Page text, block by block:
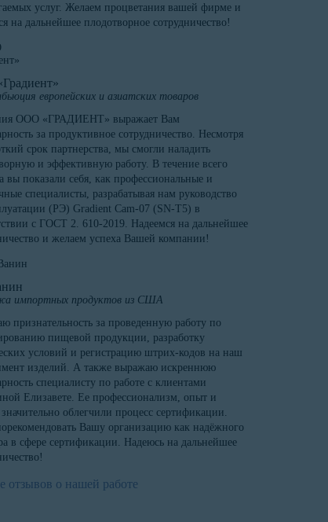
услуг. Желаем процветания вашей фирме и
на дальнейшее плодотворное сотрудничество!
европейских и азиатских товаров
ООО «ГРАДИЕНТ» выражает Вам
за продуктивное сотрудничество. Несмотря
срок партнерства, мы смогли наладить
и эффективную работу. В течение всего
вы показали себя, как профессиональные и
специалисты, разрабатывая нам руководство
(РЭ) Gradient Cam-07 (SN-T5) в
с ГОСТ 2. 610-2019. Надеемся на дальнейшее
и желаем успеха Вашей компании!
импортных продуктов из США
признательность за проведенную работу по
пищевой продукции, разработку
условий и регистрацию штрих-кодов на наш
изделий. А также выражаю искреннюю
специалисту по работе с клиентами
Елизавете. Ее профессионализм, опыт и
облегчили процесс сертификации.
Вашу организацию как надёжного
в сфере сертификации. Надеюсь на дальнейшее
отзывов о нашей работе